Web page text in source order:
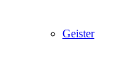
Geister